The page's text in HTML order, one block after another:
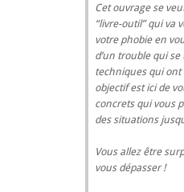
Cet ouvrage se
“livre-outil” qui va
votre phobie en
d’un trouble qui
techniques qui ont
objectif est ici de
concrets qui vous
des situations
Vous allez être
vous dépasser !